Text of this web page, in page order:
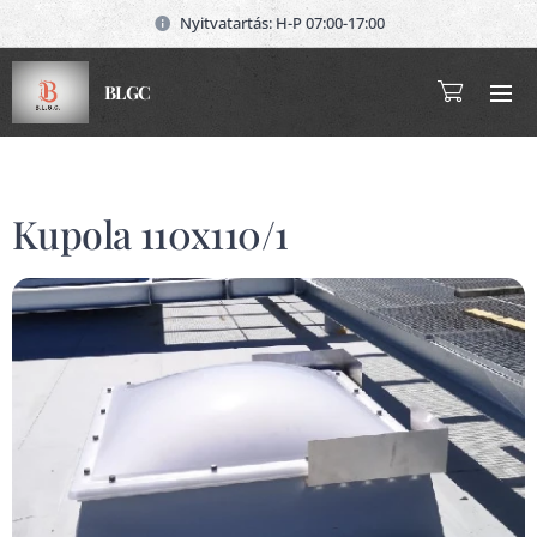
Nyitvatartás: H-P 07:00-17:00
BLGC
Kupola 110x110/1